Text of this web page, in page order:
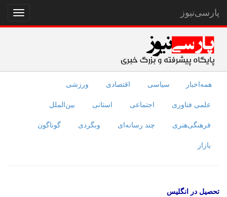
نمایش
منو
پارسی‌نیوز
همه‌اخبار سیاسی اقتصادی ورزشی
علمی فناوری اجتماعی استانی بین‌الملل
فرهنگی‌هنری چند رسانه‌ای وبگردی گوناگون
بازار
تحصیل در انگلیس